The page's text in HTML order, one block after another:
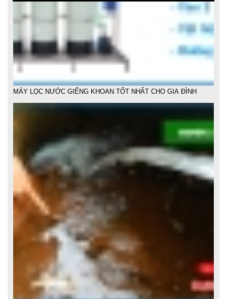
MỘT SỐ CÁCH LỌC NƯỚC PHÈN TẠI NHÀ HIỆU QUẢ DỄ LÀM